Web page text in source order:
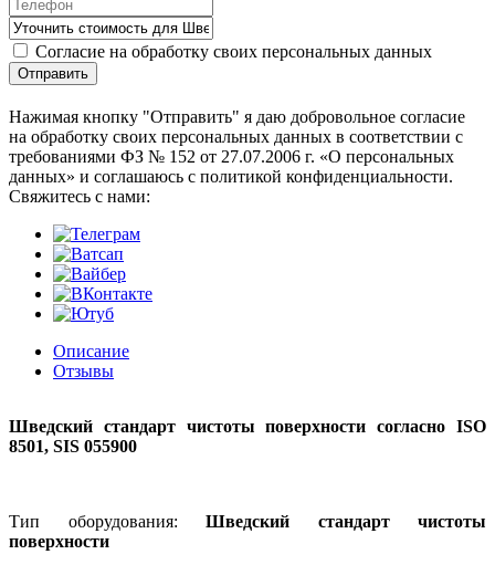
Согласие на обработку своих персональных данных
Отправить
Нажимая кнопку "Отправить" я даю добровольное согласие
на обработку своих персональных данных в соответствии с
требованиями ФЗ № 152 от 27.07.2006 г. «О персональных
данных» и соглашаюсь с политикой конфиденциальности.
Cвяжитесь с нами:
Описание
Отзывы
Шведский стандарт чистоты поверхности согласно ISO
8501, SIS 055900
Тип оборудования: Шведский стандарт чистоты
поверхности